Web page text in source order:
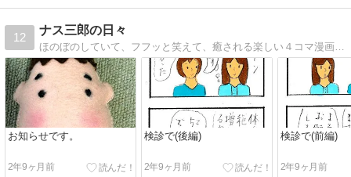
12
ナス三郎の日々
ほのぼのしていて、フフッと笑えて、癒される楽しい４コマ漫画です。みなさん是非見てください。
お知らせです。
2年9ヶ月前
検診で(後編)
2年9ヶ月前
検診で(前編)
2年9ヶ月前